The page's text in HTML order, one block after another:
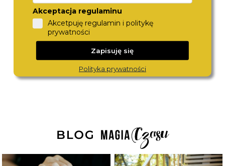
ROAMER ROAMER
Akceptacja regulaminu
Akcetpuję regulamin i politykę
prywatności
Zapisuję się
Polityka prywatności